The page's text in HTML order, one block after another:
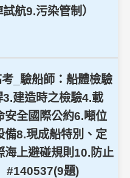
航9.污染管制）
_驗船師：船體檢驗
3.建造時之檢驗4.載
安全國際公約6.噸位
備8.現成船特別、定
海上避碰規則10.防止
#140537(9題)